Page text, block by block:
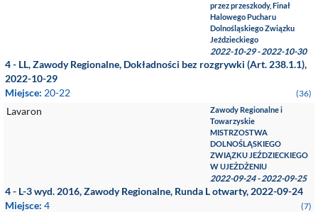
przez przeszkody, Finał
Halowego Pucharu
Dolnośląskiego Związku
Jeździeckiego
2022-10-29 - 2022-10-30
4 - LL, Zawody Regionalne, Dokładności bez rozgrywki (Art. 238.1.1),
2022-10-29
Miejsce: 20-22 (36)
Lavaron
Zawody Regionalne i
Towarzyskie
MISTRZOSTWA
DOLNOŚLĄSKIEGO
ZWIĄZKU JEŹDZIECKIEGO
W UJEŻDŻENIU
2022-09-24 - 2022-09-25
4 - L-3 wyd. 2016, Zawody Regionalne, Runda L otwarty, 2022-09-24
Miejsce: 4 (7)